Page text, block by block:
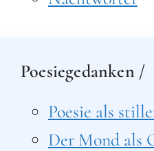
Poesiegedanken /
Poesie als
Der Mond als